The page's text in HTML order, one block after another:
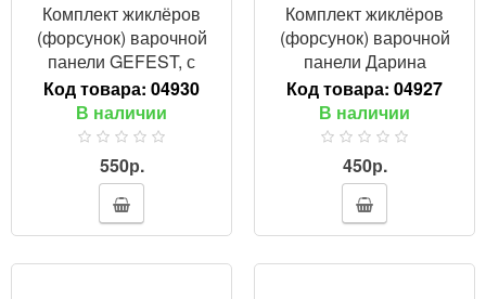
Комплект жиклёров
(форсунок) варочной
панели GEFEST, с
ключом (сжиженный
газ)
Код товара: 04930
В наличии
550р.
Комплект жиклёров
(форсунок) варочной
панели Дарина
(DARINA), с ключом
(природный газ)
Код товара: 04927
В наличии
450р.